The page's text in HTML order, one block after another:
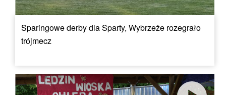
Sparingowe derby dla Sparty, Wybrzeże rozegrało
trójmecz